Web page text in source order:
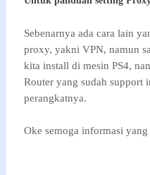
Sebenarnya ada cara lain
proxy, yakni VPN, namun
kita install di mesin PS4,
Router yang sudah support
perangkatnya.
Oke semoga informasi